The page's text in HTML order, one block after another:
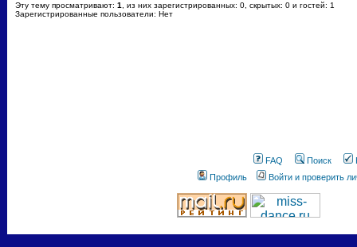
Эту тему просматривают: 1
, из них зарегистрированных: 0, скрытых: 0 и гостей: 1
Зарегистрированные пользователи: Нет
FAQ Поиск
Профиль
Войти и проверить